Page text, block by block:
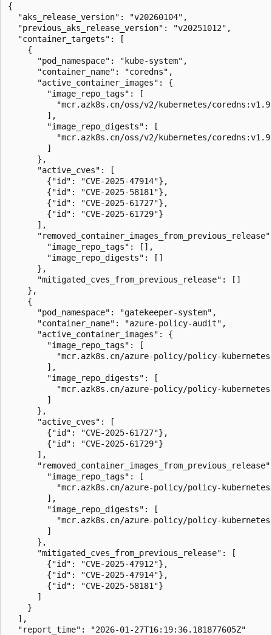
{
  "aks_release_version": "v20260104",
  "previous_aks_release_version": "v20251012",
  "container_targets": [
    {
      "pod_namespace": "kube-system",
      "container_name": "coredns",
      "active_container_images": {
        "image_repo_tags": [
"mcr.azk8s.cn/oss/v2/kubernetes/
        ],
        "image_repo_digests": [
"mcr.azk8s.cn/oss/v2/kubernetes/
        ]
      },
      "active_cves": [
        {"id": "CVE-2025-47914"},
        {"id": "CVE-2025-58181"},
        {"id": "CVE-2025-61727"},
        {"id": "CVE-2025-61729"}
      ],
        "image_repo_tags": [],
        "image_repo_digests": []
      },
      "mitigated_cves_from_previous_release": []
    },
    {
      "pod_namespace": "gatekeeper-system",
      "container_name": "azure-policy-audit",
      "active_container_images": {
        "image_repo_tags": [
"mcr.azk8s.cn/azure-policy/policy-
        ],
        "image_repo_digests": [
"mcr.azk8s.cn/azure-policy/policy-
        ]
      },
      "active_cves": [
        {"id": "CVE-2025-61727"},
        {"id": "CVE-2025-61729"}
      ],
        "image_repo_tags": [
"mcr.azk8s.cn/azure-policy/policy-
        ],
        "image_repo_digests": [
"mcr.azk8s.cn/azure-policy/policy-
        ]
      },
      "mitigated_cves_from_previous_release": [
        {"id": "CVE-2025-47912"},
        {"id": "CVE-2025-47914"},
        {"id": "CVE-2025-58181"}
      ]
    }
  ],
  "report_time": "2026-01-27T16:19:36.181877605Z"